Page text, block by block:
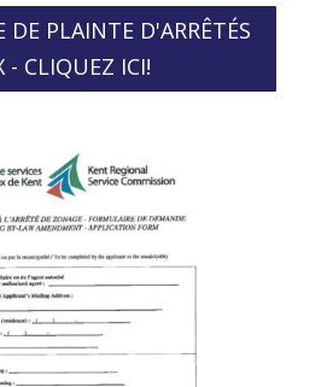
DE PLAINTE D'ARRÊTÉS
- CLIQUEZ ICI!